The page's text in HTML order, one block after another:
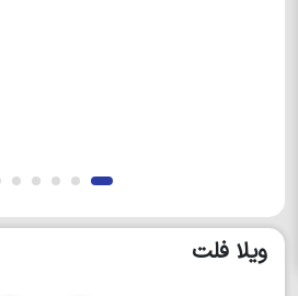
ویلا فلت